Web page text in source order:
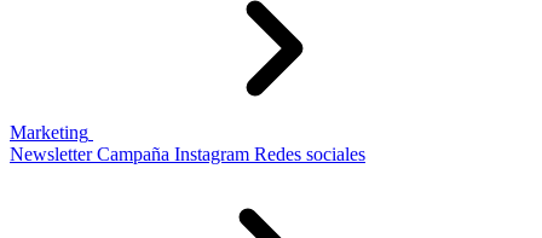
Marketing
Newsletter Campaña Instagram Redes sociales